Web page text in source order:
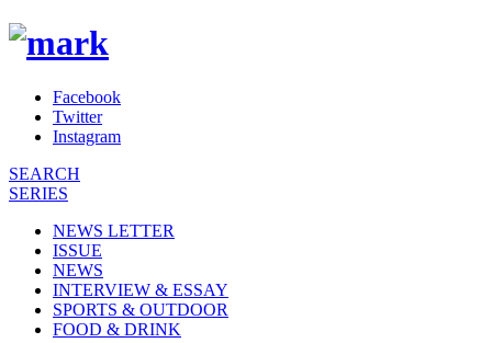
Facebook
Twitter
Instagram
SEARCH
SERIES
NEWS LETTER
ISSUE
NEWS
INTERVIEW & ESSAY
SPORTS & OUTDOOR
FOOD & DRINK